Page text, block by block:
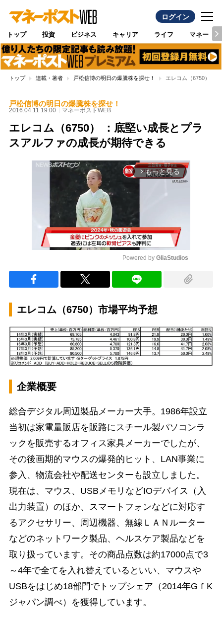
ログイン
トップ 投資 ビジネス キャリア ライフ マネー
トップ 連載・著者 戸松信博の明日の爆騰株を探せ！ エレコム（6750） ：
戸松信博の明日の爆騰株を探せ！
2016.04.11 19:00 マネーポストWEB
エレコム（6750） ：底堅い成長とプラ
スアルファの成長が期待できる
arrow_forward_ios もっと見る
Powered by GliaStudios
エレコム（6750）市場平均予想
企業概要
総合デジタル周辺製品メーカー大手。1986年設立
当初は家電量販店を販路にスチール製パソコンラ
ックを販売するオフィス家具メーカーでしたが、
その後画期的マウスの爆発的ヒット、LAN事業に
参入、物流会社や配送センターも設立しました。
現在は、マウス、USBメモリなどIOデバイス（入
出力装置）のほか、スマートフォンなどに対応す
るアクセサリー、周辺機器、無線ＬＡＮルーター
などのネットワーク製品、ヘルスケア製品などを
取り扱っています。その商品点数は約17000点で3
～4年で全てを入れ替えているといい、マウスや
USBをはじめ18部門でトップシェア（2014年GｆK
ジャパン調べ）を獲得しています。